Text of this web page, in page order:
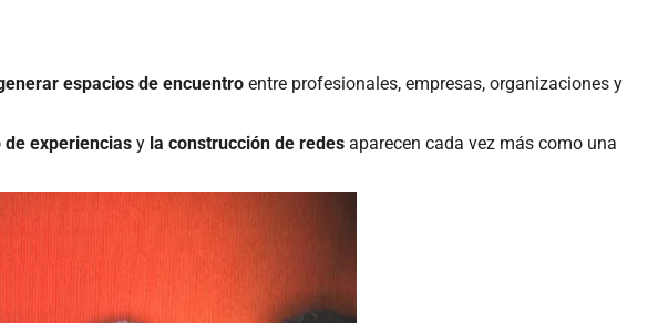
espacios de encuentro entre profesionales, empresas, organizaciones y
experiencias y la construcción de redes aparecen cada vez más como una